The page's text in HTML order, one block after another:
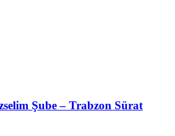
Şube – Trabzon Sürat